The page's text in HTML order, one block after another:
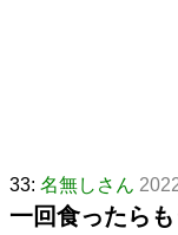
33: 名無しさん
一回食ったら